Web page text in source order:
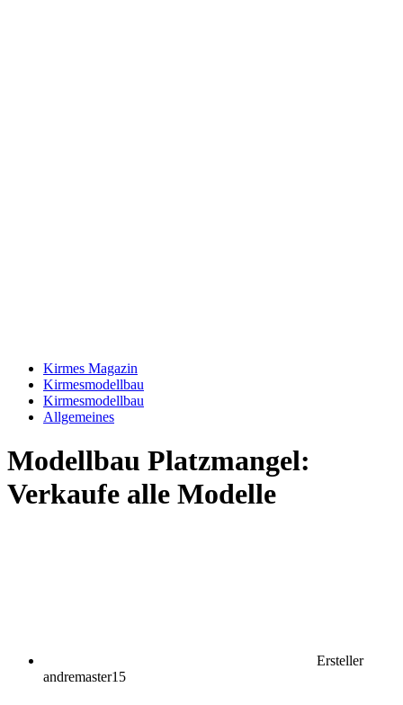
Kirmes Magazin
Kirmesmodellbau
Kirmesmodellbau
Allgemeines
Modellbau Platzmangel:
Verkaufe alle Modelle
Ersteller
andremaster15